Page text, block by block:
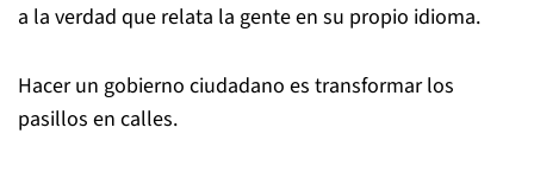
a la verdad que relata la gente en su propio idioma.
Hacer un gobierno ciudadano es transformar los
pasillos en calles.